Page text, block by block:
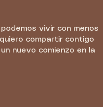
vivir con menos
compartir contigo
nuevo comienzo en la